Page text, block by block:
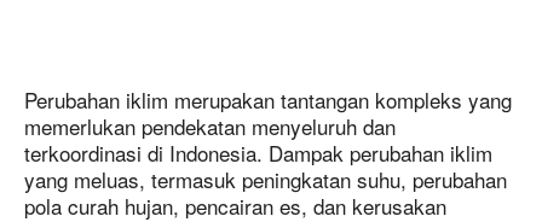
Perubahan iklim merupakan tantangan kompleks yang
memerlukan pendekatan menyeluruh dan
terkoordinasi di Indonesia. Dampak perubahan iklim
yang meluas, termasuk peningkatan suhu, perubahan
pola curah hujan, pencairan es, dan kerusakan